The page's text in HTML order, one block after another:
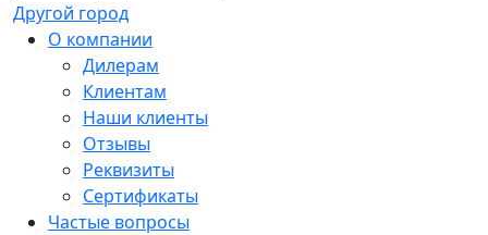
Другой город
О компании
Дилерам
Клиентам
Наши клиенты
Отзывы
Реквизиты
Сертификаты
Частые вопросы